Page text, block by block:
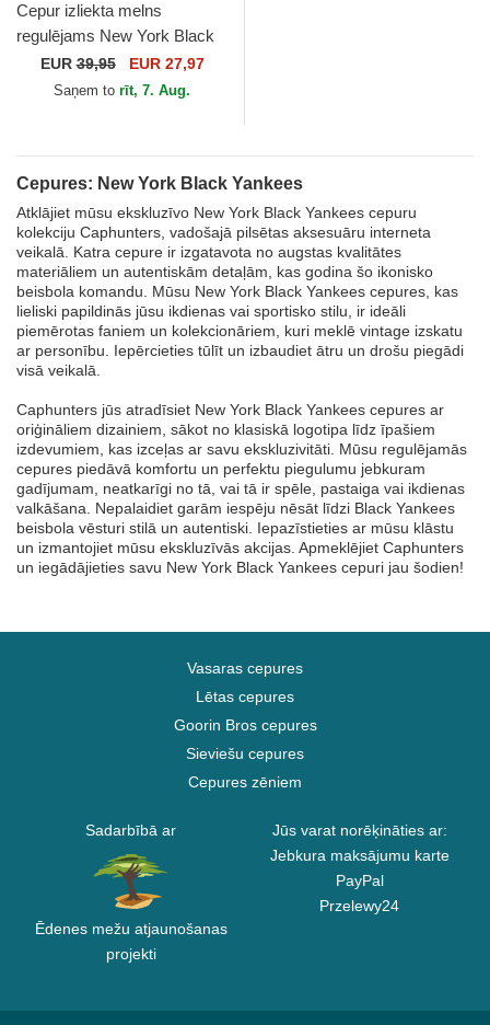
Cepur izliekta melns
regulējams New York Black
Yankees Hepcat no New
York Black Yankees MLB
EUR39,95 EUR 27,97
Saņem to rīt, 7. Aug.
Cepures: New York Black Yankees
Atklājiet mūsu ekskluzīvo New York Black Yankees cepuru
kolekciju Caphunters, vadošajā pilsētas aksesuāru interneta
veikalā. Katra cepure ir izgatavota no augstas kvalitātes
materiāliem un autentiskām detaļām, kas godina šo ikonisko
beisbola komandu. Mūsu New York Black Yankees cepures, kas
lieliski papildinās jūsu ikdienas vai sportisko stilu, ir ideāli
piemērotas faniem un kolekcionāriem, kuri meklē vintage izskatu
ar personību. Iepērcieties tūlīt un izbaudiet ātru un drošu piegādi
visā veikalā.
Caphunters jūs atradīsiet New York Black Yankees cepures ar
oriģināliem dizainiem, sākot no klasiskā logotipa līdz īpašiem
izdevumiem, kas izceļas ar savu ekskluzivitāti. Mūsu regulējamās
cepures piedāvā komfortu un perfektu piegulumu jebkuram
gadījumam, neatkarīgi no tā, vai tā ir spēle, pastaiga vai ikdienas
valkāšana. Nepalaidiet garām iespēju nēsāt līdzi Black Yankees
beisbola vēsturi stilā un autentiski. Iepazīstieties ar mūsu klāstu
un izmantojiet mūsu ekskluzīvās akcijas. Apmeklējiet Caphunters
un iegādājieties savu New York Black Yankees cepuri jau šodien!
Vasaras cepures
Lētas cepures
Goorin Bros cepures
Sieviešu cepures
Cepures zēniem
Sadarbībā ar
Ēdenes mežu atjaunošanas
projekti
Jūs varat norēķināties ar:
Jebkura maksājumu karte
PayPal
Przelewy24